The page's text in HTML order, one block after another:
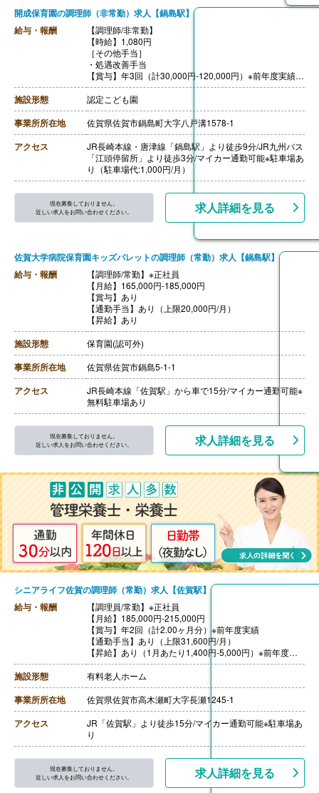
開成保育園の調理師（非常勤）求人【鍋島駅】
給与・報酬
【調理師/非常勤】
【時給】1,080円
［その他手当］
・処遇改善手当
【賞与】年3回（計30,000円-120,000円）※前年度実績
【通勤手当】あり（上限24,000円/月）
【昇給】あり（1時間あたり10円-20円）※前年度実績
【退職金】なし
施設形態 認定こども園
事業所所在地 佐賀県佐賀市鍋島町大字八戸溝1578-1
アクセス
JR長崎本線・唐津線「鍋島駅」より徒歩9分/JR九州バス
「江頭停留所」より徒歩3分/マイカー通勤可能※駐車場あ
り（駐車場代:1,000円/月）
現在募集しておりません。
近しい求人をお問い合わせください。
求人詳細を見る
佐賀大学病院保育園キッズパレットの調理師（常勤）求人【鍋島駅】
給与・報酬
【調理師/常勤】※正社員
【月給】165,000円-185,000円
【賞与】あり
【通勤手当】あり（上限20,000円/月）
【昇給】あり
施設形態 保育園(認可外)
事業所所在地 佐賀県佐賀市鍋島5-1-1
アクセス
JR長崎本線「佐賀駅」から車で15分/マイカー通勤可能※
無料駐車場あり
現在募集しておりません。
近しい求人をお問い合わせください。
求人詳細を見る
シニアライフ佐賀の調理師（常勤）求人【佐賀駅】
給与・報酬
【調理員/常勤】※正社員
【月給】185,000円-215,000円
【賞与】年2回（計2.00ヶ月分）※前年度実績
【通勤手当】あり（上限31,600円/月）
【昇給】あり（1月あたり1,400円-5,000円）※前年度実
績
【退職金】あり※勤続3年以上
施設形態 有料老人ホーム
事業所所在地 佐賀県佐賀市高木瀬町大字長瀬1245-1
アクセス
JR「佐賀駅」より徒歩15分/マイカー通勤可能※駐車場あ
り
現在募集しておりません。
近しい求人をお問い合わせください。
求人詳細を見る